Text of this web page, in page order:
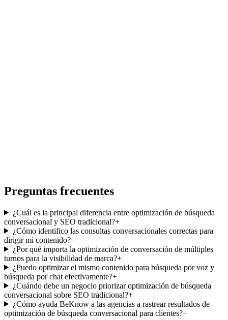
Preguntas frecuentes
¿Cuál es la principal diferencia entre optimización de búsqueda
conversacional y SEO tradicional?+
¿Cómo identifico las consultas conversacionales correctas para
dirigir mi contenido?+
¿Por qué importa la optimización de conversación de múltiples
turnos para la visibilidad de marca?+
¿Puedo optimizar el mismo contenido para búsqueda por voz y
búsqueda por chat efectivamente?+
¿Cuándo debe un negocio priorizar optimización de búsqueda
conversacional sobre SEO tradicional?+
¿Cómo ayuda BeKnow a las agencias a rastrear resultados de
optimización de búsqueda conversacional para clientes?+